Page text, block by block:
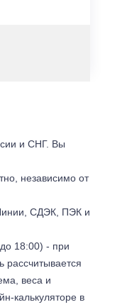
и СНГ. Вы
независимо от
СДЭК, ПЭК и
18:00) - при
веса и
калькуляторе в